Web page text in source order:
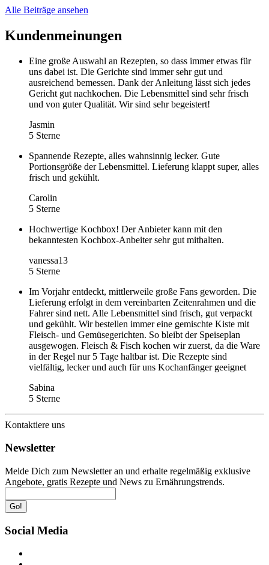
Alle Beiträge ansehen
Kundenmeinungen
Eine große Auswahl an Rezepten, so dass immer etwas für
uns dabei ist. Die Gerichte sind immer sehr gut und
ausreichend bemessen. Dank der Anleitung lässt sich jedes
Gericht gut nachkochen. Die Lebensmittel sind sehr frisch
und von guter Qualität. Wir sind sehr begeistert!
Jasmin
5 Sterne
Spannende Rezepte, alles wahnsinnig lecker. Gute
Portionsgröße der Lebensmittel. Lieferung klappt super, alles
frisch und gekühlt.
Carolin
5 Sterne
Hochwertige Kochbox! Der Anbieter kann mit den
bekanntesten Kochbox-Anbeiter sehr gut mithalten.
vanessa13
5 Sterne
Im Vorjahr entdeckt, mittlerweile große Fans geworden. Die
Lieferung erfolgt in dem vereinbarten Zeitenrahmen und die
Fahrer sind nett. Alle Lebensmittel sind frisch, gut verpackt
und gekühlt. Wir bestellen immer eine gemischte Kiste mit
Fleisch- und Gemüsegerichten. So bleibt der Speiseplan
ausgewogen. Fleisch & Fisch kochen wir zuerst, da die Ware
in der Regel nur 5 Tage haltbar ist. Die Rezepte sind
vielfältig, lecker und auch für uns Kochanfänger geeignet
Sabina
5 Sterne
Kontaktiere uns
Newsletter
Melde Dich zum Newsletter an und erhalte regelmäßig exklusive
Angebote, gratis Rezepte und News zu Ernährungstrends.
Go!
Social Media